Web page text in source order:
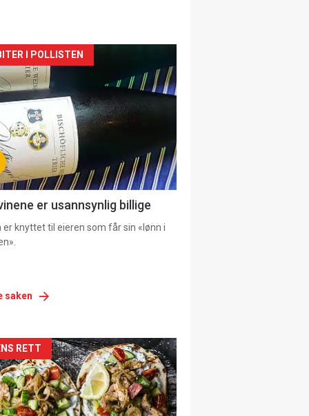
I POLLISTEN
er usannsynlig billige
er knyttet til eieren som får sin «lønn i
saken
RETT